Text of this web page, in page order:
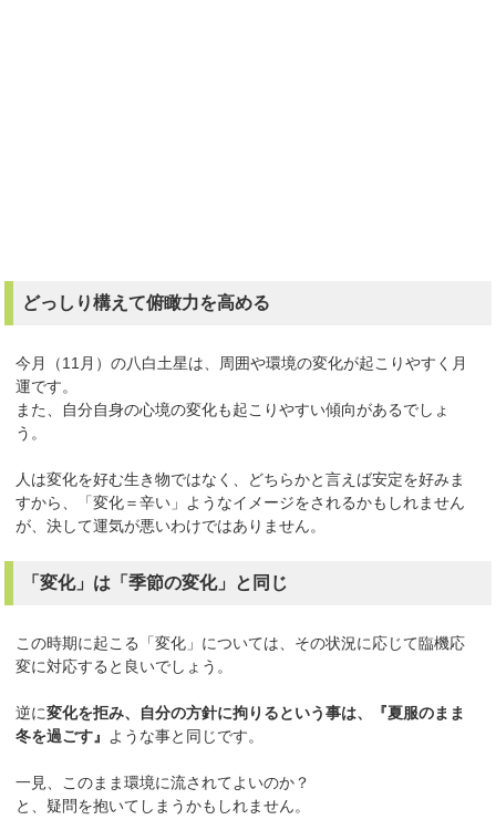
どっしり構えて俯瞰力を高める
今月（11月）の八白土星は、周囲や環境の変化が起こりやすく月
運です。
また、自分自身の心境の変化も起こりやすい傾向があるでしょ
う。
人は変化を好む生き物ではなく、どちらかと言えば安定を好みま
すから、「変化＝辛い」ようなイメージをされるかもしれません
が、決して運気が悪いわけではありません。
「変化」は「季節の変化」と同じ
この時期に起こる「変化」については、その状況に応じて臨機応
変に対応すると良いでしょう。
逆に変化を拒み、自分の方針に拘りるという事は、『夏服のまま
冬を過ごす』 ような事と同じです。
一見、このまま環境に流されてよいのか？
と、疑問を抱いてしまうかもしれません。